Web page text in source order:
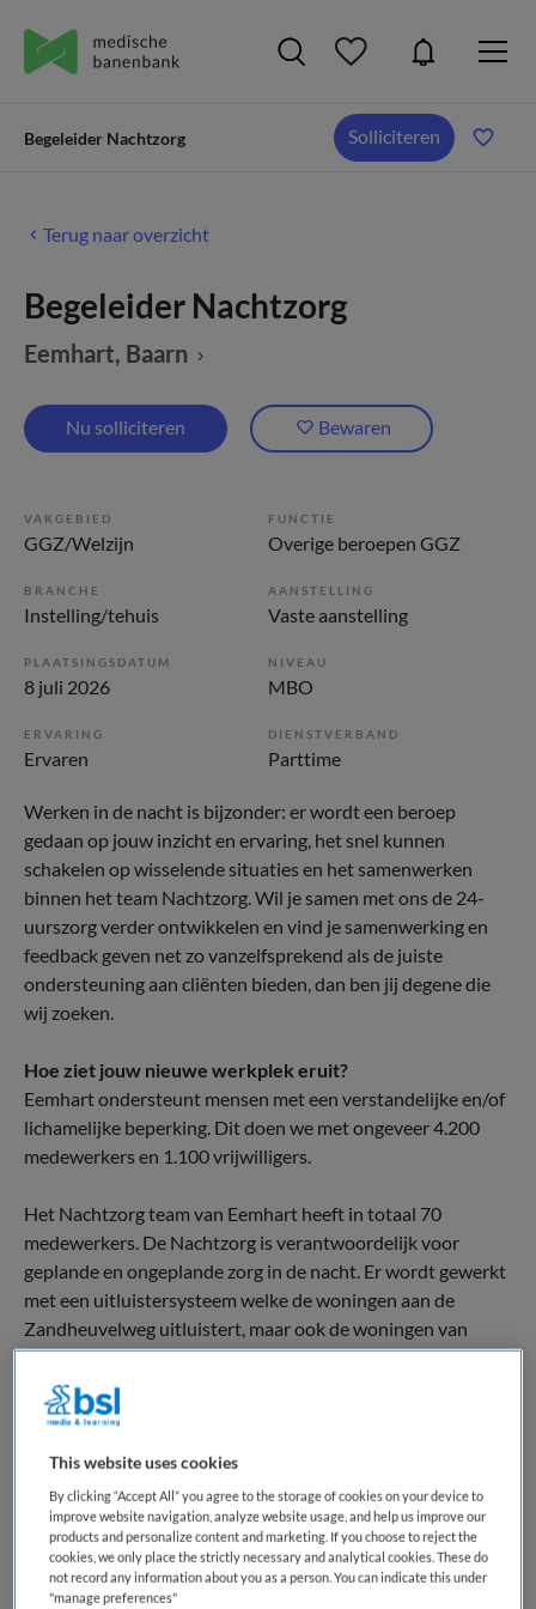
Begeleider Nachtzorg Solliciteren
Terug naar overzicht
Begeleider Nachtzorg
Eemhart, Baarn
Nu solliciteren Bewaren
VAKGEBIED
GGZ/Welzijn
FUNCTIE
Overige beroepen GGZ
BRANCHE
Instelling/tehuis
AANSTELLING
Vaste aanstelling
PLAATSINGSDATUM
8 juli 2026
NIVEAU
MBO
ERVARING
Ervaren
DIENSTVERBAND
Parttime
Werken in de nacht is bijzonder: er wordt een beroep
gedaan op jouw inzicht en ervaring, het snel kunnen
schakelen op wisselende situaties en het samenwerken
binnen het team Nachtzorg. Wil je samen met ons de 24-
uurszorg verder ontwikkelen en vind je samenwerking en
feedback geven net zo vanzelfsprekend als de juiste
ondersteuning aan cliënten bieden, dan ben jij degene die
wij zoeken.
Hoe ziet jouw nieuwe werkplek eruit?
Eemhart ondersteunt mensen met een verstandelijke en/of
lichamelijke beperking. Dit doen we met ongeveer 4.200
medewerkers en 1.100 vrijwilligers.
Het Nachtzorg team van Eemhart heeft in totaal 70
medewerkers. De Nachtzorg is verantwoordelijk voor
geplande en ongeplande zorg in de nacht. Er wordt gewerkt
met een uitluistersysteem welke de woningen aan de
Zandheuvelweg uitluistert, maar ook de woningen van
Eemhart in de regio.
Wat mag je doen?
bewoners met uiteenlopende zorgvragen. Als ze onrustig of
bang zijn, kom jij met een oplossing. Jij zorgt ervoor dat
cliënten lekker kunnen slapen. Daarbij werk je vanuit een
inlevende en coachende houding.
This website uses cookies
By clicking “Accept All” you agree to the storage of cookies on your device to
improve website navigation, analyze website usage, and help us improve our
products and personalize content and marketing. If you choose to reject the
cookies, we only place the strictly necessary and analytical cookies. These do
not record any information about you as a person. You can indicate this under
"manage preferences"